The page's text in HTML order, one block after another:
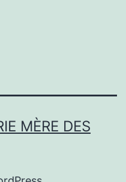
MÈRE DES